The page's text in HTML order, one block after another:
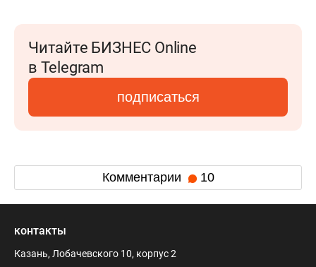
Читайте БИЗНЕС Online
в Telegram
подписаться
Комментарии 10
контакты
Казань, Лобачевского 10, корпус 2